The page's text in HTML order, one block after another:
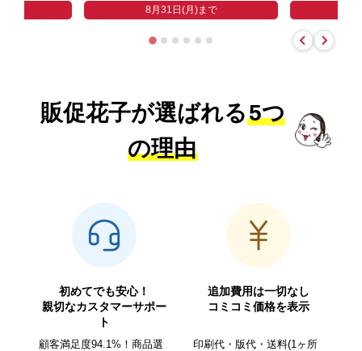
8月31日(月)まで
販促花子が選ばれる5つ
の理由
初めてでも安心！
親切なカスタマーサポー
ト
顧客満足度94.1%！商品選
追加費用は一切なし
コミコミ価格を表示
印刷代・版代・送料(1ヶ所